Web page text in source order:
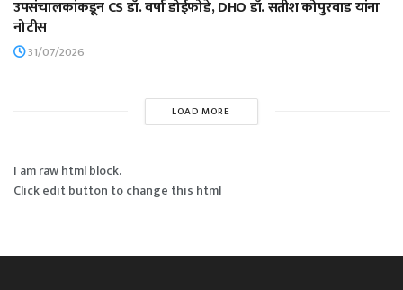
उपसंचालकांकडून CS डॉ. वर्षा डोईफोडे, DHO डॉ. सतीश कोपुरवाड यांना
नोटीस
31/07/2026
LOAD MORE
I am raw html block.
Click edit button to change this html